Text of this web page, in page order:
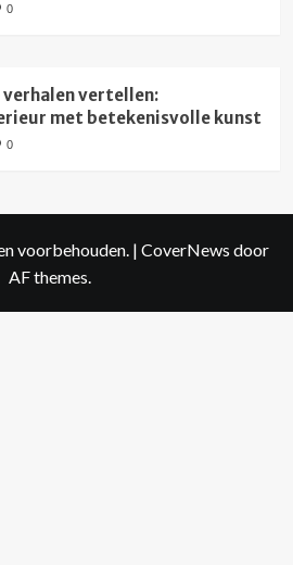
0
verhalen vertellen:
met betekenisvolle kunst
0
voorbehouden. | CoverNews door
AF themes.